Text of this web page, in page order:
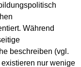
Während
beschreiben (vgl.
nur wenige